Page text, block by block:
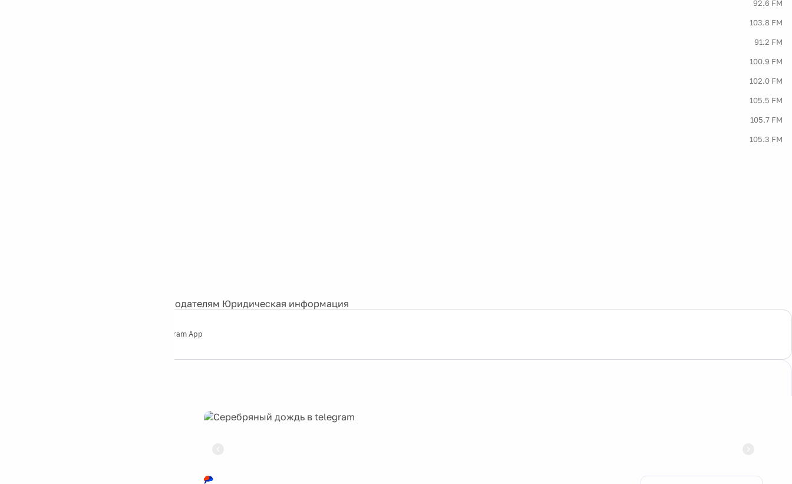
92.6 FM
103.8 FM
91.2 FM
100.9 FM
102.0 FM
105.5 FM
105.7 FM
105.3 FM
Рекламодателям Юридическая информация
Telegram App